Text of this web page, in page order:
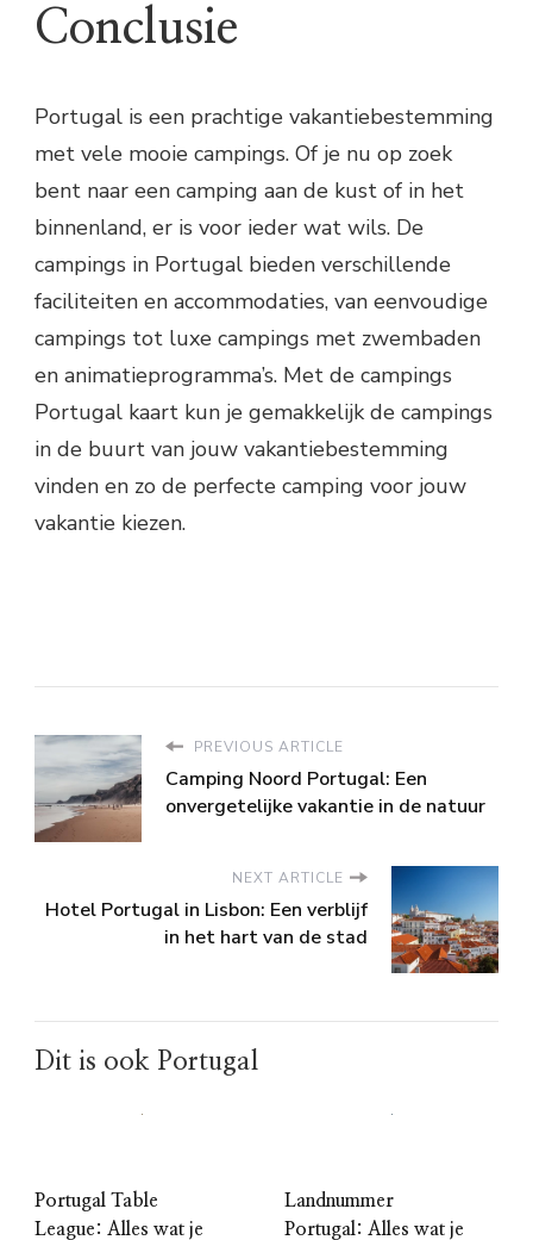
Conclusie
Portugal is een prachtige vakantiebestemming
met vele mooie campings. Of je nu op zoek
bent naar een camping aan de kust of in het
binnenland, er is voor ieder wat wils. De
campings in Portugal bieden verschillende
faciliteiten en accommodaties, van eenvoudige
campings tot luxe campings met zwembaden
en animatieprogramma’s. Met de campings
Portugal kaart kun je gemakkelijk de campings
in de buurt van jouw vakantiebestemming
vinden en zo de perfecte camping voor jouw
vakantie kiezen.
PREVIOUS ARTICLE
Camping Noord Portugal: Een
onvergetelijke vakantie in de natuur
NEXT ARTICLE
Hotel Portugal in Lisbon: Een verblijf
in het hart van de stad
Dit is ook Portugal
Portugal Table
League: Alles wat je
Landnummer
Portugal: Alles wat je